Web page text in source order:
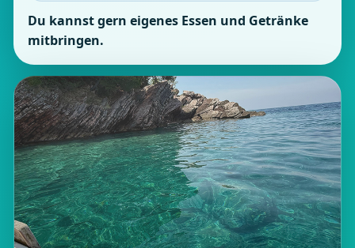
Du kannst gern eigenes Essen und Getränke
mitbringen.